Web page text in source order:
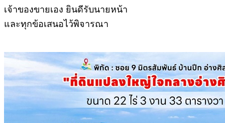
เจ้าของขายเอง ยินดีรับนายหน้า
และทุกข้อเสนอไว้พิจารณา